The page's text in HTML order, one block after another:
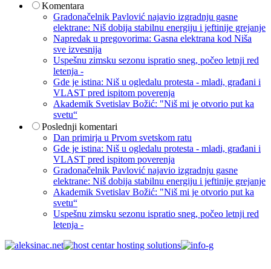
Komentara
Gradonačelnik Pavlović najavio izgradnju gasne
elektrane: Niš dobija stabilnu energiju i jeftinije grejanje
Napredak u pregovorima: Gasna elektrana kod Niša
sve izvesnija
Uspešnu zimsku sezonu ispratio sneg, počeo letnji red
letenja -
Gde je istina: Niš u ogledalu protesta - mladi, građani i
VLAST pred ispitom poverenja
Akademik Svetislav Božić: "Niš mi je otvorio put ka
svetu“
Poslednji komentari
Dan primirja u Prvom svetskom ratu
Gde je istina: Niš u ogledalu protesta - mladi, građani i
VLAST pred ispitom poverenja
Gradonačelnik Pavlović najavio izgradnju gasne
elektrane: Niš dobija stabilnu energiju i jeftinije grejanje
Akademik Svetislav Božić: "Niš mi je otvorio put ka
svetu“
Uspešnu zimsku sezonu ispratio sneg, počeo letnji red
letenja -